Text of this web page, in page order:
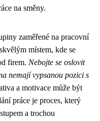
na směny.
zaměřené na pracovní
místem, kde se
firem. Nebojte se oslovit
nemají vypsanou pozici s
a motivace může být
práce je proces, který
a trochou